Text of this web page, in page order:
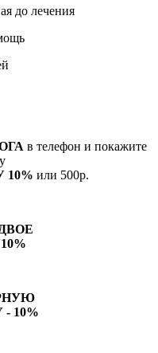
до лечения
в телефон и покажите
или 500р.
10%